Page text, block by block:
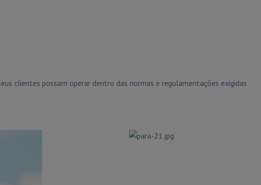
clientes possam operar dentro das normas e regulamentações exigidas